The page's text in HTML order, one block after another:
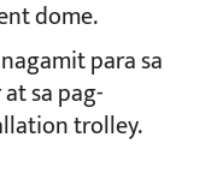
dome.
para sa
sa pag-
trolley.